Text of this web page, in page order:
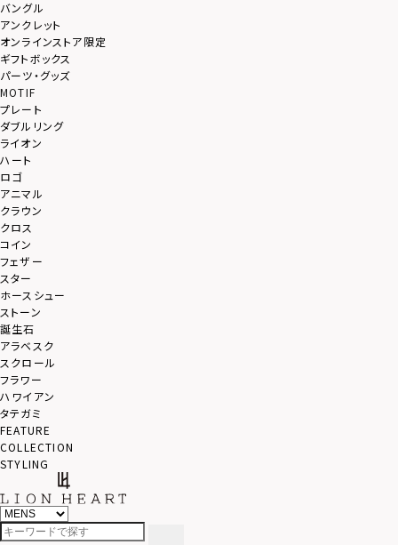
バングル
アンクレット
オンラインストア限定
ギフトボックス
パーツ・グッズ
MOTIF
プレート
ダブルリング
ライオン
ハート
ロゴ
アニマル
クラウン
クロス
コイン
フェザー
スター
ホースシュー
ストーン
誕生石
アラベスク
スクロール
フラワー
ハワイアン
タテガミ
FEATURE
COLLECTION
STYLING